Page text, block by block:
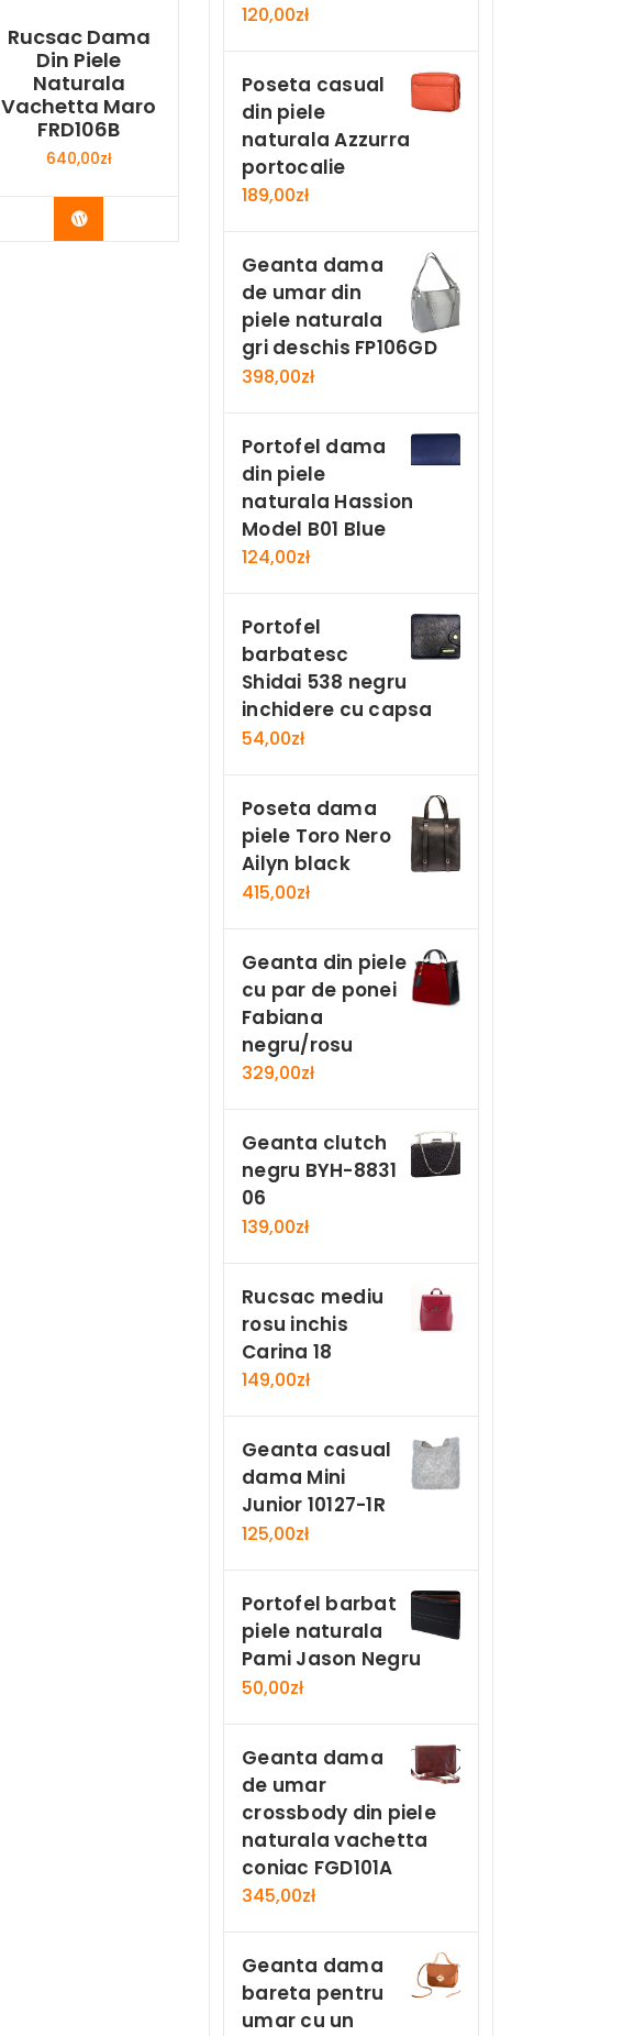
Rucsac Dama
Din Piele
Naturala
Vachetta Maro
FRD106B
640,00zł
Buy Now
120,00zł
Poseta casual
din piele
naturala Azzurra
portocalie
189,00zł
Geanta dama
de umar din
piele naturala
gri deschis FP106GD
398,00zł
Portofel dama
din piele
naturala Hassion
Model B01 Blue
124,00zł
Portofel
barbatesc
Shidai 538 negru
inchidere cu capsa
54,00zł
Poseta dama
piele Toro Nero
Ailyn black
415,00zł
Geanta din piele
cu par de ponei
Fabiana
negru/rosu
329,00zł
Geanta clutch
negru BYH-8831
06
139,00zł
Rucsac mediu
rosu inchis
Carina 18
149,00zł
Geanta casual
dama Mini
Junior 10127-1R
125,00zł
Portofel barbat
piele naturala
Pami Jason Negru
50,00zł
Geanta dama
de umar
crossbody din piele
naturala vachetta
coniac FGD101A
345,00zł
Geanta dama
bareta pentru
umar cu un